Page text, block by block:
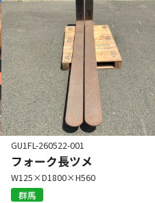
GU1FL-260522-001
フォーク長ツメ
W125×D1800×H560
群馬